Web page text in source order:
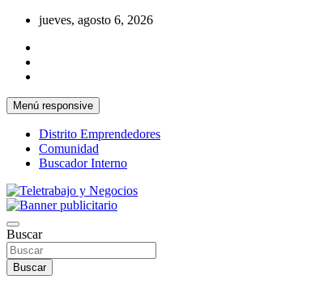
Saltar
contenido
jueves, agosto 6, 2026
Menú responsive
Distrito Emprendedores
Comunidad
Buscador Interno
Teletrabajo y Negocios
Buscar
Buscar